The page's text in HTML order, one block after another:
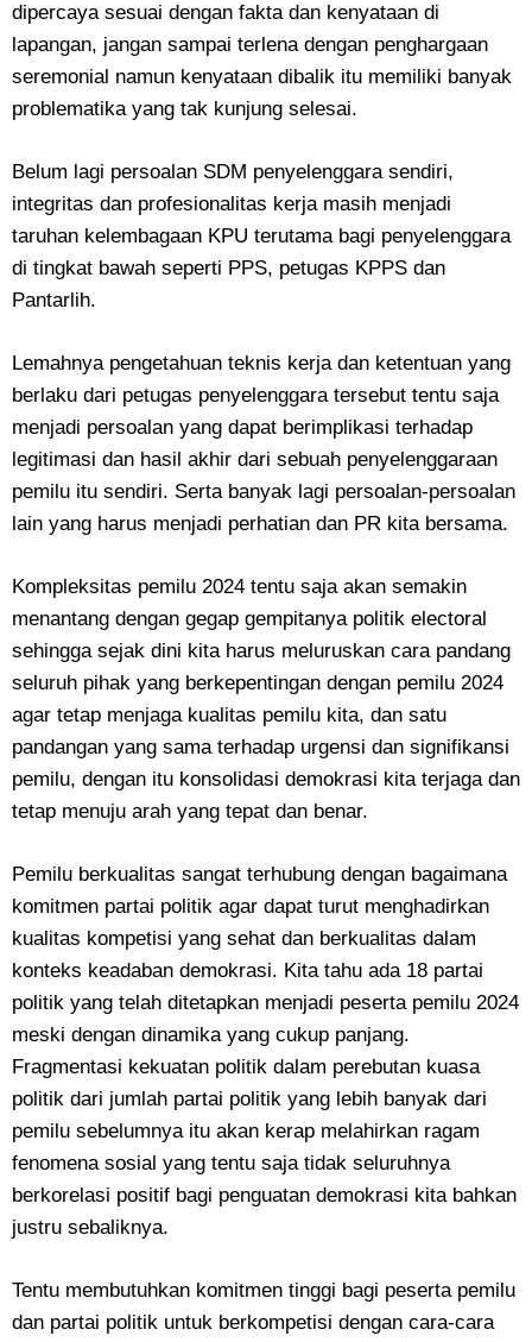
dipercaya sesuai dengan fakta dan kenyataan di
lapangan, jangan sampai terlena dengan penghargaan
seremonial namun kenyataan dibalik itu memiliki banyak
problematika yang tak kunjung selesai.
Belum lagi persoalan SDM penyelenggara sendiri,
integritas dan profesionalitas kerja masih menjadi
taruhan kelembagaan KPU terutama bagi penyelenggara
di tingkat bawah seperti PPS, petugas KPPS dan
Pantarlih.
Lemahnya pengetahuan teknis kerja dan ketentuan yang
berlaku dari petugas penyelenggara tersebut tentu saja
menjadi persoalan yang dapat berimplikasi terhadap
legitimasi dan hasil akhir dari sebuah penyelenggaraan
pemilu itu sendiri. Serta banyak lagi persoalan-persoalan
lain yang harus menjadi perhatian dan PR kita bersama.
Kompleksitas pemilu 2024 tentu saja akan semakin
menantang dengan gegap gempitanya politik electoral
sehingga sejak dini kita harus meluruskan cara pandang
seluruh pihak yang berkepentingan dengan pemilu 2024
agar tetap menjaga kualitas pemilu kita, dan satu
pandangan yang sama terhadap urgensi dan signifikansi
pemilu, dengan itu konsolidasi demokrasi kita terjaga dan
tetap menuju arah yang tepat dan benar.
Pemilu berkualitas sangat terhubung dengan bagaimana
komitmen partai politik agar dapat turut menghadirkan
kualitas kompetisi yang sehat dan berkualitas dalam
konteks keadaban demokrasi. Kita tahu ada 18 partai
politik yang telah ditetapkan menjadi peserta pemilu 2024
meski dengan dinamika yang cukup panjang.
Fragmentasi kekuatan politik dalam perebutan kuasa
politik dari jumlah partai politik yang lebih banyak dari
pemilu sebelumnya itu akan kerap melahirkan ragam
fenomena sosial yang tentu saja tidak seluruhnya
berkorelasi positif bagi penguatan demokrasi kita bahkan
justru sebaliknya.
Tentu membutuhkan komitmen tinggi bagi peserta pemilu
dan partai politik untuk berkompetisi dengan cara-cara